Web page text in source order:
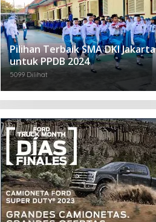
Pilihan Terbaik SMA DKI Jakarta
untuk PPDB 2024
5099 Dilihat